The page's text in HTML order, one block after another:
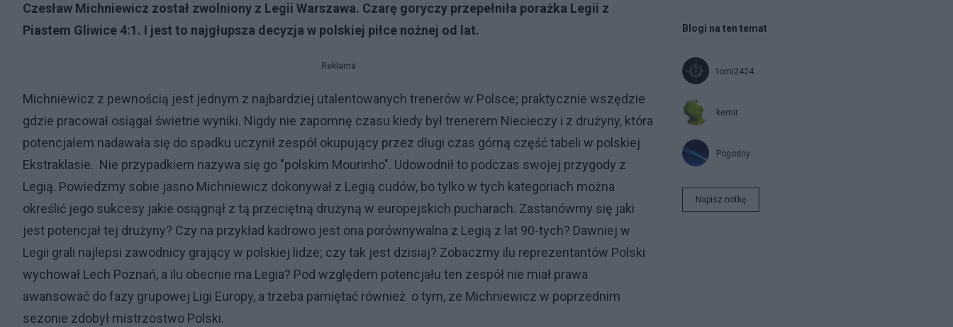
Czesław Michniewicz został zwolniony z Legii Warszawa. Czarę goryczy przepełniła porażka Legii z
Piastem Gliwice 4:1. I jest to najgłupsza decyzja w polskiej piłce nożnej od lat.
Reklama
Michniewicz z pewnością jest jednym z najbardziej utalentowanych trenerów w Polsce; praktycznie wszędzie
gdzie pracował osiągał świetne wyniki. Nigdy nie zapomnę czasu kiedy był trenerem Niecieczy i z drużyny, która
potencjałem nadawała się do spadku uczynił zespół okupujący przez długi czas górną część tabeli w polskiej
Ekstraklasie. Nie przypadkiem nazywa się go "polskim Mourinho". Udowodnił to podczas swojej przygody z
Legią. Powiedzmy sobie jasno Michniewicz dokonywał z Legią cudów, bo tylko w tych kategoriach można
określić jego sukcesy jakie osiągnął z tą przeciętną drużyną w europejskich pucharach. Zastanówmy się jaki
jest potencjał tej drużyny? Czy na przykład kadrowo jest ona porównywalna z Legią z lat 90-tych? Dawniej w
Legii grali najlepsi zawodnicy grający w polskiej lidze; czy tak jest dzisiaj? Zobaczmy ilu reprezentantów Polski
wychował Lech Poznań, a ilu obecnie ma Legia? Pod względem potencjału ten zespół nie miał prawa
awansować do fazy grupowej Ligi Europy, a trzeba pamiętać również o tym, ze Michniewicz w poprzednim
sezonie zdobył mistrzostwo Polski.
Blogi na ten temat
tomi2424
kemir
Pogodny
Napisz notkę